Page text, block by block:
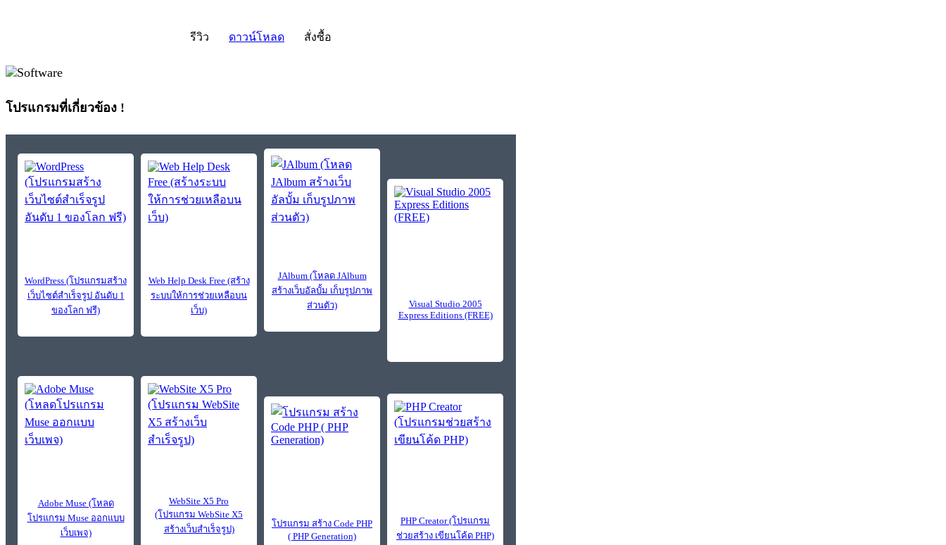
รีวิว ดาวน์โหลด สั่งซื้อ
โปรแกรมที่เกี่ยวข้อง !
WordPress (โปรแกรมสร้าง
เว็บไซต์สำเร็จรูป อันดับ 1
ของโลก ฟรี)
Web Help Desk Free (สร้าง
ระบบให้การช่วยเหลือบน
เว็บ)
JAlbum (โหลด JAlbum
สร้างเว็บอัลบั้ม เก็บรูปภาพ
ส่วนตัว)
Visual Studio 2005
Express Editions (FREE)
Adobe Muse (โหลด
โปรแกรม Muse ออกแบบ
เว็บเพจ)
WebSite X5 Pro
(โปรแกรม WebSite X5
สร้างเว็บสำเร็จรูป)
โปรแกรม สร้าง Code PHP
( PHP Generation)
PHP Creator (โปรแกรม
ช่วยสร้าง เขียนโค้ด PHP)